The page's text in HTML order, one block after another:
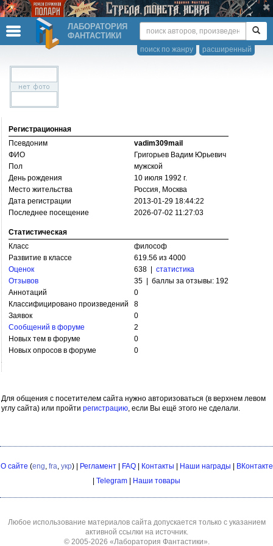
ЛАБОРАТОРИЯ
ФАНТАСТИКИ
расширенный
поиск по жанру
Регистрационная
Псевдоним
vadim309mail
ФИО
Григорьев Вадим Юрьевич
Пол
мужской
День рождения
10 июля 1992 г.
Место жительства
Россия, Москва
Дата регистрации
2013-01-29 18:44:22
Последнее посещение
2026-07-02 11:27:03
Статистическая
Класс
философ
Развитие в классе
619.56 из 4000
Оценок
638 | статистика
Отзывов
35 | баллы за отзывы: 192
Аннотаций
0
Классифицировано произведений
8
Заявок
0
Сообщений в форуме
2
Новых тем в форуме
0
Новых опросов в форуме
0
Для общения с посетителем сайта нужно авторизоваться (в верхнем левом
углу сайта) или пройти регистрацию, если Вы ещё этого не сделали.
О сайте (eng, fra, укр) | Регламент| FAQ| Контакты Наши награды
ВКонтакте
Telegram Наши товары
Любое использование материалов сайта допускается только с указанием
активной ссылки на источник.
© 2005-2026 «Лаборатория Фантастики».